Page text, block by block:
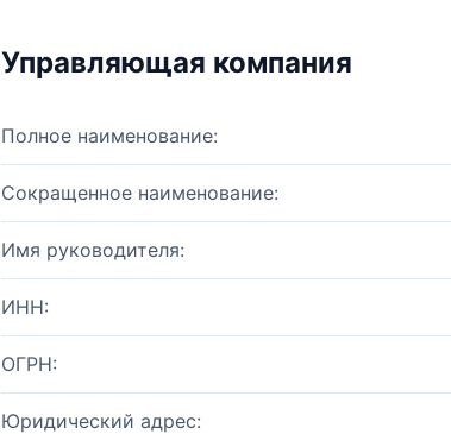
Управляющая компания
Полное наименование:
Сокращенное наименование:
Имя руководителя:
ИНН:
ОГРН:
Юридический адрес: